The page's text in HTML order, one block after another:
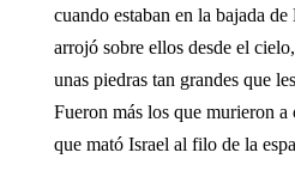
cuando estaban en la bajada
arrojó sobre ellos desde el
unas piedras tan grandes que
Fueron más los que murieron a
que mató Israel al filo de la